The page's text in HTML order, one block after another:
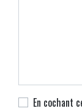
En cochant